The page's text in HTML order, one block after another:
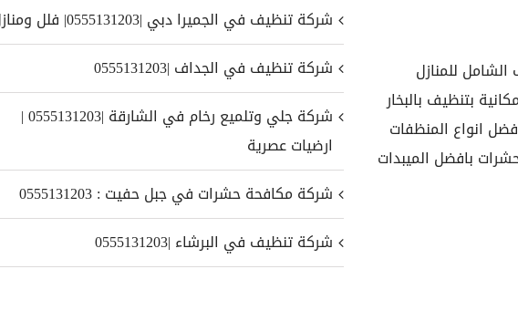
للمنازل
بتنظيف بالبخار
انواع المنظفات
بافضل الميبدات
شركة تنظيف في الجميرا دبي |0555131203| فلل ومنازل
شركة تنظيف في الجداف |0555131203
شركة جلي وتلميع رخام في الشارقة |0555131203 |
ارضيات عصرية
شركة مكافحة حشرات في جبل حفيت : 0555131203
شركة تنظيف في البرشاء |0555131203